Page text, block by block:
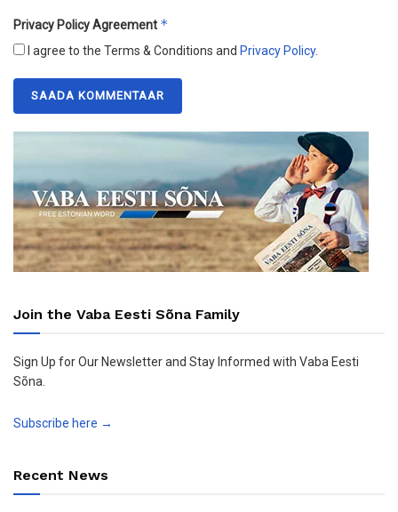
Privacy Policy Agreement *
I agree to the Terms & Conditions and Privacy Policy.
Join the Vaba Eesti Sõna Family
Sign Up for Our Newsletter and Stay Informed with Vaba Eesti
Sõna.
Subscribe here →
Recent News